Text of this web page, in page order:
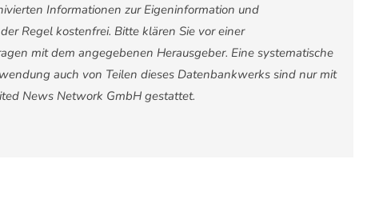
Informationen zur Eigeninformation und
Regel kostenfrei. Bitte klären Sie vor einer
mit dem angegebenen Herausgeber. Eine systematische
auch von Teilen dieses Datenbankwerks sind nur mit
News Network GmbH gestattet.